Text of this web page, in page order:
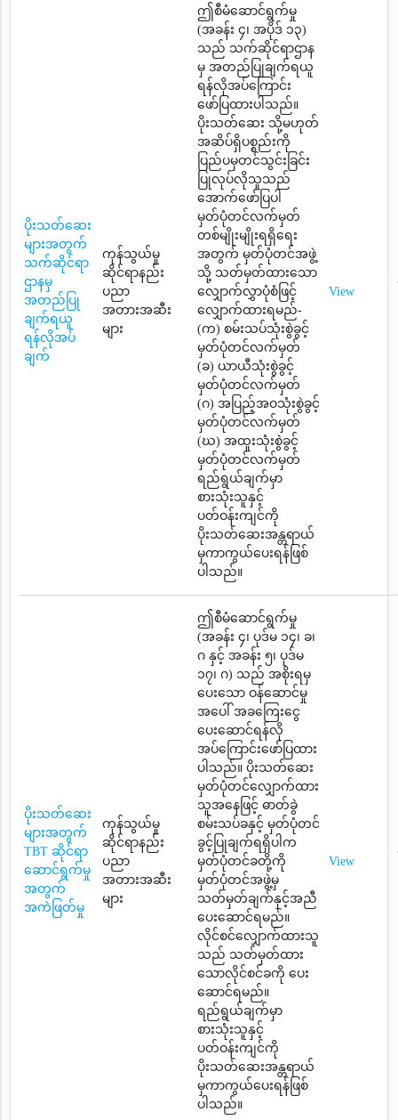
ပိုးသတ်ဆေး
များအတွက်
သက်ဆိုင်ရာ
ဌာနမှ
အတည်ပြု
ချက်ရယူ
ရန်လိုအပ်
ချက်
ကုန်သွယ်မှု
ဆိုင်ရာနည်း
ပညာ
အတားအဆီး
များ
ဤစီမံဆောင်ရွက်မှု
(အခန်း ၄၊ အပိုဒ် ၁၃)
သည် သက်ဆိုင်ရာဌာန
မှ အတည်ပြုချက်ရယူ
ရန်လိုအပ်ကြောင်း
ဖော်ပြထားပါသည်။
ပိုးသတ်ဆေး သို့မဟုတ်
အဆိပ်ရှိပစ္စည်းကို
ပြည်ပမှတင်သွင်းခြင်း
ပြုလုပ်လိုသူသည်
အောက်ဖော်ပြပါ
မှတ်ပုံတင်လက်မှတ်
တစ်မျိုးမျိုးရရှိရေး
အတွက် မှတ်ပုံတင်အဖွဲ့
သို့ သတ်မှတ်ထားသော
လျှောက်လွှာပုံစံဖြင့်
လျှောက်ထားရမည်-
(က) စမ်းသပ်သုံးစွဲခွင့်
မှတ်ပုံတင်လက်မှတ်
(ခ) ယာယီသုံးစွဲခွင့်
မှတ်ပုံတင်လက်မှတ်
(ဂ) အပြည့်အဝသုံးစွဲခွင့်
မှတ်ပုံတင်လက်မှတ်
(ဃ) အထူးသုံးစွဲခွင့်
မှတ်ပုံတင်လက်မှတ်
ရည်ရွယ်ချက်မှာ
စားသုံးသူနှင့်
ပတ်ဝန်းကျင်ကို
ပိုးသတ်ဆေးအန္တရာယ်
မှကာကွယ်ပေးရန်ဖြစ်
ပါသည်။
View
ပိုးသတ်ဆေး
များအတွက်
TBT ဆိုင်ရာ
ဆောင်ရွက်မှု
အတွက်
အကဲဖြတ်မှု
ကုန်သွယ်မှု
ဆိုင်ရာနည်း
ပညာ
အတားအဆီး
များ
ဤစီမံဆောင်ရွက်မှု
(အခန်း ၄၊ ပုဒ်မ ၁၄၊ ခ၊
ဂ နှင့် အခန်း ၅၊ ပုဒ်မ
၁၇၊ ဂ) သည် အစိုးရမှ
ပေးသော ဝန်ဆောင်မှု
အပေါ် အခကြေးငွေ
ပေးဆောင်ရန်လို
အပ်ကြောင်းဖော်ပြထား
ပါသည်။ ပိုးသတ်ဆေး
မှတ်ပုံတင်လျှောက်ထား
သူအနေဖြင့် ဓာတ်ခွဲ
စမ်းသပ်ခနှင့် မှတ်ပုံတင်
ခွင့်ပြုချက်ရရှိပါက
မှတ်ပုံတင်ခတို့ကို
မှတ်ပုံတင်အဖွဲ့မှ
သတ်မှတ်ချက်နှင့်အညီ
ပေးဆောင်ရမည်။
လိုင်စင်လျှောက်ထားသူ
သည် သတ်မှတ်ထား
သောလိုင်စင်ခကို ပေး
ဆောင်ရမည်။
ရည်ရွယ်ချက်မှာ
စားသုံးသူနှင့်
ပတ်ဝန်းကျင်ကို
ပိုးသတ်ဆေးအန္တရာယ်
မှကာကွယ်ပေးရန်ဖြစ်
ပါသည်။
View